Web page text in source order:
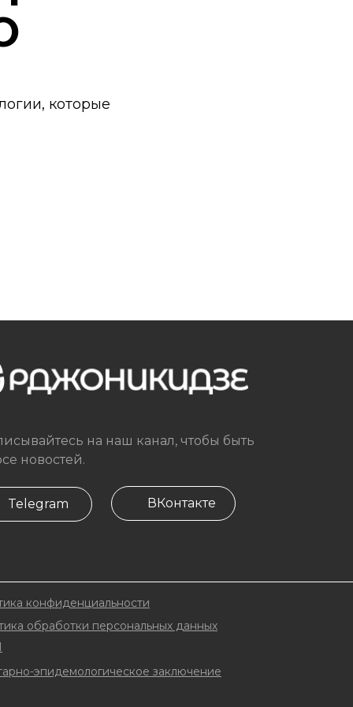
которые
эпидемологическое заключение
конфиденциальности
обработки персональных данных
на наш канал, чтобы быть
новостей.
ВКонтакте
Telegram